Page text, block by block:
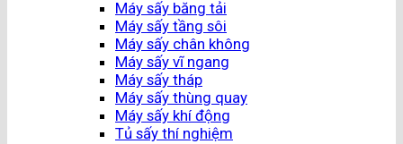
Máy sấy băng tải
Máy sấy tầng sôi
Máy sấy chân không
Máy sấy vĩ ngang
Máy sấy tháp
Máy sấy thùng quay
Máy sấy khí động
Tủ sấy thí nghiệm